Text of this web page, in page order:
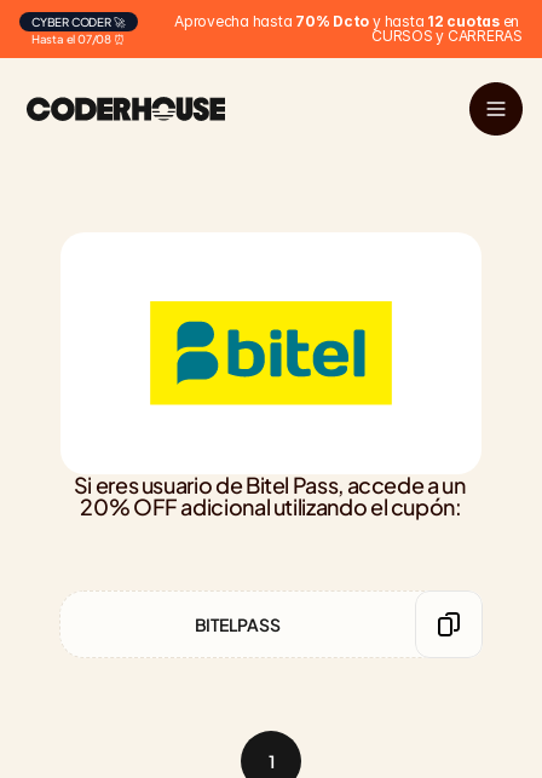
Hasta el 07/08 ⏰
CYBER CODER 🚀 Aprovecha hasta 70% Dcto y hasta 12 cuotas en
CURSOS y CARRERAS
Si eres usuario de Bitel Pass, accede a un
20% OFF adicional utilizando el cupón:
BITELPASS
1